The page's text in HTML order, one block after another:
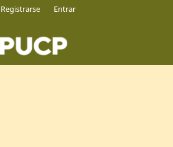
Registrarse Entrar